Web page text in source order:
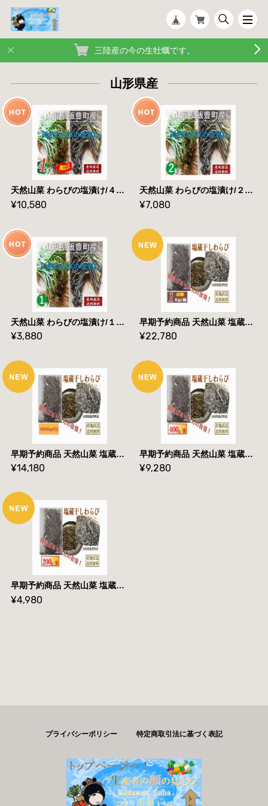
三陸産の今の生牡蠣です。
山形県産
天然山菜 わらびの塩漬け/４Kｇ 自然の恵み 予約販売 山形県飯豊町産 送料無料
¥10,580
天然山菜 わらびの塩漬け/２Kｇ 自然の恵み 予約販売 山形県飯豊町産 送料無料
¥7,080
天然山菜 わらびの塩漬け/１Kｇ 自然の恵み 予約販売 山形県飯豊町産 送料無料
¥3,880
早期予約商品 天然山菜 塩蔵干しわらび/１０００ｇ 自然の恵み 山形県飯豊町産 送料無料
¥22,780
早期予約商品 天然山菜 塩蔵干しわらび/６００ｇ 自然の恵み 山形県飯豊町産 送料無料
¥14,180
早期予約商品 天然山菜 塩蔵干しわらび/４００ｇ 自然の恵み 山形県飯豊町産 送料無料
¥9,280
早期予約商品 天然山菜 塩蔵干しわらび/２００ｇ 自然の恵み 山形県飯豊町産 送料無料
¥4,980
プライバシーポリシー 特定商取引法に基づく表記